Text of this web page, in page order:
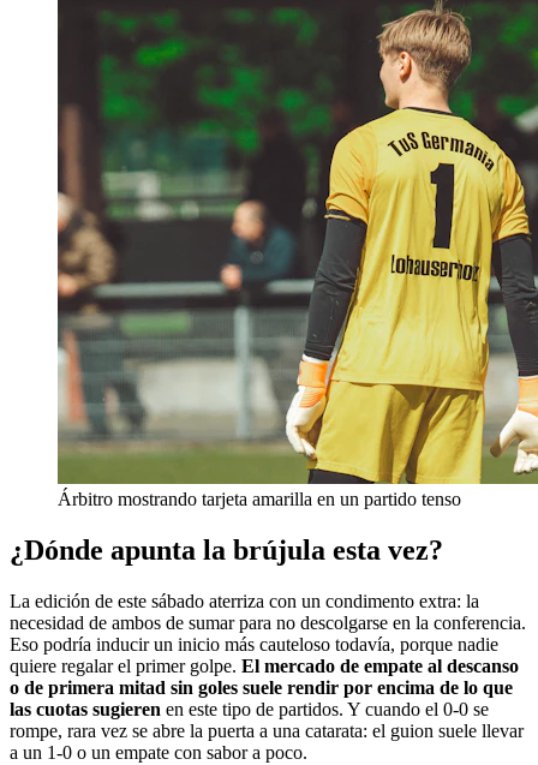
Árbitro mostrando tarjeta amarilla en un partido tenso
¿Dónde apunta la brújula esta vez?
La edición de este sábado aterriza con un condimento extra: la
necesidad de ambos de sumar para no descolgarse en la conferencia.
Eso podría inducir un inicio más cauteloso todavía, porque nadie
quiere regalar el primer golpe. El mercado de empate al descanso
o de primera mitad sin goles suele rendir por encima de lo que
las cuotas sugieren en este tipo de partidos. Y cuando el 0-0 se
rompe, rara vez se abre la puerta a una catarata: el guion suele llevar
a un 1-0 o un empate con sabor a poco.